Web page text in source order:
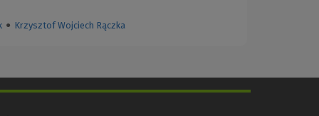
● Krzysztof Wojciech Rączka